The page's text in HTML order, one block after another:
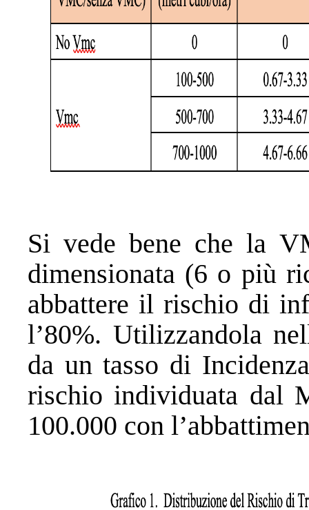
Si vede bene che la
dimensionata (6 o più
abbattere il rischio di
l’80%. Utilizzandola
da un tasso di
rischio individuata dal
100.000 con